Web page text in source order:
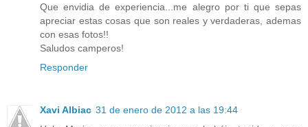
Que envidia de experiencia...me alegro por ti que sepas
apreciar estas cosas que son reales y verdaderas, ademas
con esas fotos!!
Saludos camperos!
Responder
Xavi Albiac 31 de enero de 2012 a las 19:44